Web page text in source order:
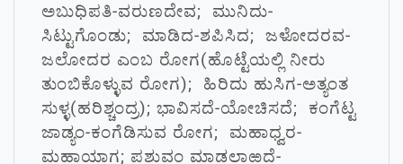
ಅಬುಧಿಪತಿ-ವರುಣದೇವ; ಮುನಿದು-
ಸಿಟ್ಟುಗೊಂಡು; ಮಾಡಿದ-ಶಪಿಸಿದ; ಜಳೋದರವ-
ಜಲೋದರ ಎಂಬ ರೋಗ(ಹೊಟ್ಟೆಯಲ್ಲಿ ನೀರು
ತುಂಬಿಕೊಳ್ಳುವ ರೋಗ); ಹಿರಿದು ಹುಸಿಗ-ಅತ್ಯಂತ
ಸುಳ್ಳ(ಹರಿಶ್ಚಂದ್ರ); ಭಾವಿಸದೆ-ಯೋಚಿಸದೆ; ಕಂಗೆಟ್ಟ
ಜಾಡ್ಯಂ-ಕಂಗೆಡಿಸುವ ರೋಗ; ಮಹಾಧ್ವರ-
ಮಹಾಯಾಗ; ಪಶುವಂ ಮಾಡಲಾಱದೆ-